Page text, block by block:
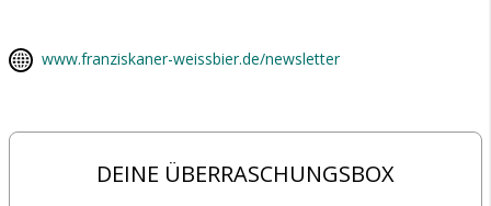
www.franziskaner-weissbier.de/newsletter
DEINE ÜBERRASCHUNGSBOX